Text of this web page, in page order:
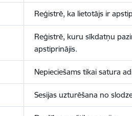
Reģistrē, ka lietotājs ir
Reģistrē, kuru sīkdatņu
apstiprinājis.
Nepieciešams tikai satura
Sesijas uzturēšana no